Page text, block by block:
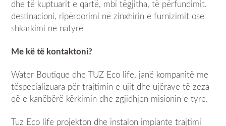
dhe të kuptuarit e qartë, mbi tëgjitha, të përfundimit.
destinacioni, ripërdorimi në zinxhirin e furnizimit ose
shkarkimi në natyrë
Me kë të kontaktoni?
Water Boutique dhe TUZ Eco life, janë kompanitë me
tëspecializuara për trajtimin e ujit dhe ujërave të zeza
që e kanëbërë kërkimin dhe zgjidhjen misionin e tyre.
Tuz Eco life projekton dhe instalon impiante trajtimi